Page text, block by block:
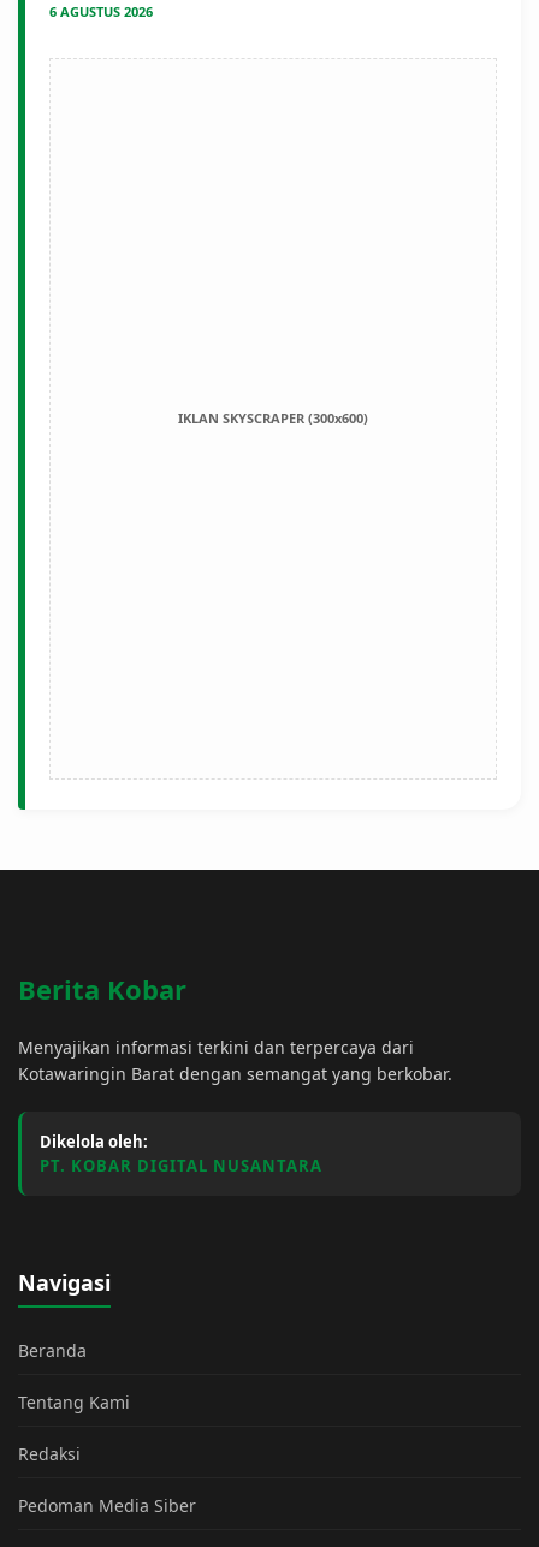
6 AGUSTUS 2026
IKLAN SKYSCRAPER (300x600)
Berita Kobar
Menyajikan informasi terkini dan terpercaya dari
Kotawaringin Barat dengan semangat yang berkobar.
Dikelola oleh:
PT. KOBAR DIGITAL NUSANTARA
Navigasi
Beranda
Tentang Kami
Redaksi
Pedoman Media Siber